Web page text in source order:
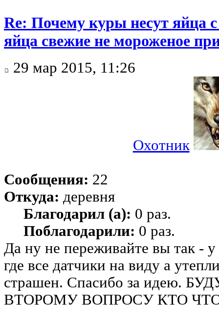
Re: Почему куры несут яйца
яйца свежие не мороженое
29 мар 2015, 11:26
Охотник
Сообщения: 22
Откуда: деревня
Благодарил (а): 0 раз.
Поблагодарили: 0 раз.
Да ну не переживайте вы так -
где все датчики на виду а
страшен. Спасибо за идею.
ВТОРОМУ ВОПРОСУ КТО